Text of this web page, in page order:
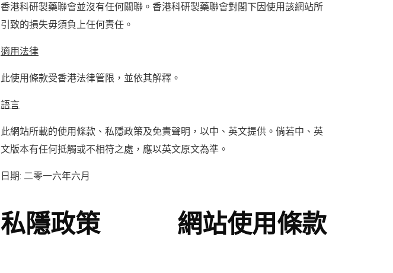
香港科研製藥聯會並沒有任何關聯。香港科研製藥聯會對閣下因使用該網站所
引致的損失毋須負上任何責任。
適用法律
此使用條款受香港法律管限，並依其解釋。
語言
此網站所載的使用條款、私隱政策及免責聲明，以中、英文提供。倘若中、英
文版本有任何抵觸或不相符之處，應以英文原文為準。
日期: 二零一六年六月
私隱政策 網站使用條款